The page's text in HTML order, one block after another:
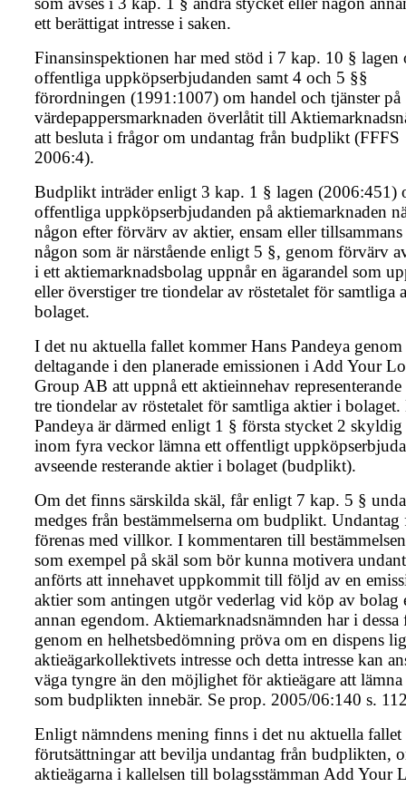
ett berättigat intresse i saken.
Finansinspektionen har med stöd i 7 kap. 10 § lagen
offentliga uppköpserbjudanden samt 4 och 5 §§
förordningen (1991:1007) om handel och tjänster på
värdepappersmarknaden överlåtit till
att besluta i frågor om undantag från budplikt (FFFS
2006:4).
Budplikt inträder enligt 3 kap. 1 § lagen (2006:451)
offentliga uppköpserbjudanden på aktiemarknaden
någon efter förvärv av aktier, ensam eller
någon som är närstående enligt 5 §, genom förvärv
i ett aktiemarknadsbolag uppnår en ägarandel som
eller överstiger tre tiondelar av röstetalet för samtliga
bolaget.
I det nu aktuella fallet kommer Hans Pandeya genom
deltagande i den planerade emissionen i Add Your
Group AB att uppnå ett aktieinnehav representerande
tre tiondelar av röstetalet för samtliga aktier i bolaget.
Pandeya är därmed enligt 1 § första stycket 2 skyldig
inom fyra veckor lämna ett offentligt
avseende resterande aktier i bolaget (budplikt).
Om det finns särskilda skäl, får enligt 7 kap. 5 §
medges från bestämmelserna om budplikt. Undantag
förenas med villkor. I kommentaren till
som exempel på skäl som bör kunna motivera
anförts att innehavet uppkommit till följd av en
aktier som antingen utgör vederlag vid köp av bolag
annan egendom. Aktiemarknadsnämnden har i dessa
genom en helhetsbedömning pröva om en dispens
aktieägarkollektivets intresse och detta intresse kan
väga tyngre än den möjlighet för aktieägare att
som budplikten innebär. Se prop. 2005/06:140 s.
Enligt nämndens mening finns i det nu aktuella fallet
förutsättningar att bevilja undantag från budplikten,
aktieägarna i kallelsen till bolagsstämman Add Your